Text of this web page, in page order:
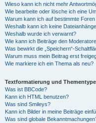
Wieso kann ich nicht mehr
Wie bearbeite oder lösche ich eine
Warum kann ich auf bestimmte
Weshalb kann ich keine
Weshalb wurde ich verwarnt?
Wie kann ich Beiträge den
Was bewirkt die „Speichern“-
Warum muss mein Beitrag erst
Wie markiere ich ein Thema als neu?
Textformatierung und
Was ist BBCode?
Kann ich HTML benutzen?
Was sind Smileys?
Kann ich Bilder in meine Beiträge
Was sind globale